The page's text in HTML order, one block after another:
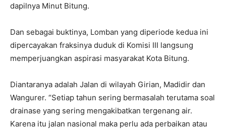
dapilnya Minut Bitung.
Dan sebagai buktinya, Lomban yang diperiode kedua ini
dipercayakan fraksinya duduk di Komisi III langsung
memperjuangkan aspirasi masyarakat Kota Bitung.
Diantaranya adalah Jalan di wilayah Girian, Madidir dan
Wangurer. “Setiap tahun sering bermasalah terutama soal
drainase yang sering mengakibatkan tergenang air.
Karena itu jalan nasional maka perlu ada perbaikan atau